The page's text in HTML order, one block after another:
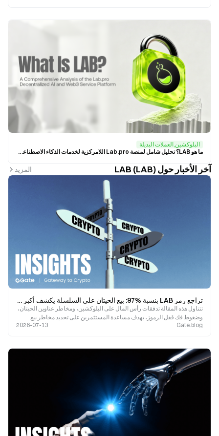
البلوكشين,العملات البديلة
ما هو LAB؟ تحليل شامل لمنصة Lab.pro اللامركزية لخدمات الذكاء الاصطناعي (AI) وويب 3 (Web3)
آخر الأخبار حول LAB (LAB) المزيد
تراجع رمز LAB بنسبة %97: بيع الحيتان على السلسلة يكشف أكبر مخاطر العملات البديلة
تتناول هذه المقالة تدفقات رأس المال على البلوكشين، ومخاطر عناوين الحيتان،
وضغوط فك قفل الرموز، بهدف مساعدة المستثمرين على تحديد مخاطر بيع
العملات البديلة من خلال بيانات البلوكشين.
Gate.blog
2026-07-13